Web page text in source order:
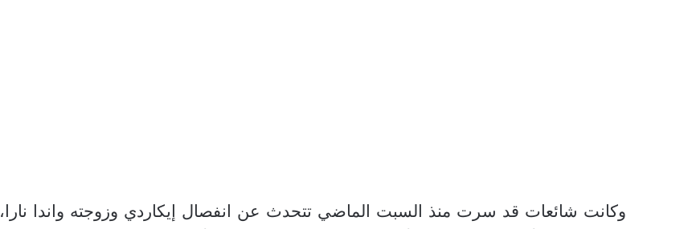
وكانت شائعات قد سرت منذ السبت الماضي تتحدث عن انفصال إيكاردي وزوجته واندا نارا،